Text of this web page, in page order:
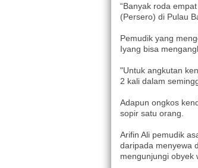
“Banyak roda
(Persero) di Pulau
Pemudik yang
Iyang bisa
"Untuk angkutan
2 kali dalam
Adapun ongkos
sopir satu orang.
Arifin Ali pemudik
daripada menyewa
mengunjungi obyek